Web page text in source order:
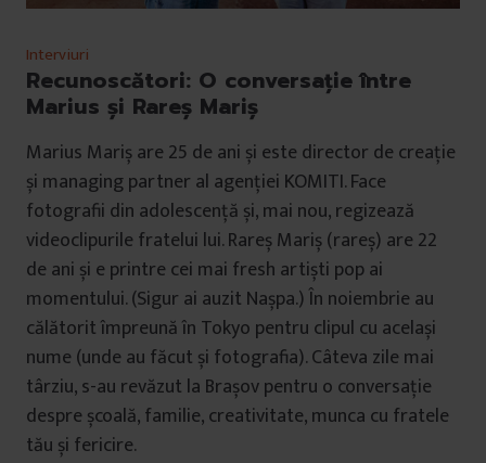
Interviuri
Recunoscători: O conversație între
Marius și Rareș Mariș
Marius Mariș are 25 de ani și este director de creație
și managing partner al agenției KOMITI. Face
fotografii din adolescență și, mai nou, regizează
videoclipurile fratelui lui. Rareș Mariș (rareș) are 22
de ani și e printre cei mai fresh artiști pop ai
momentului. (Sigur ai auzit Nașpa.) În noiembrie au
călătorit împreună în Tokyo pentru clipul cu același
nume (unde au făcut și fotografia). Câteva zile mai
târziu, s-au revăzut la Brașov pentru o conversație
despre școală, familie, creativitate, munca cu fratele
tău și fericire.